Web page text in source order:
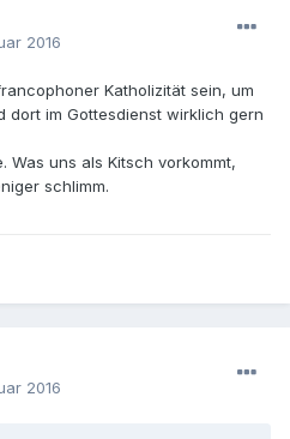
2016
Katholizität sein, um
dort im Gottesdienst wirklich gern
Was uns als Kitsch vorkommt,
schlimm.
2016